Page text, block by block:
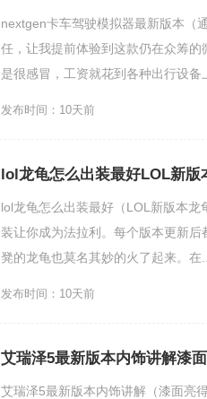
nextgen卡车驾驶模拟器最新版本（
任，让我提前体验到这款仍在众筹
是很感冒，工资就花到各种出行设备
发布时间：10天前
lol龙龟怎么出装最好LOL新版
lol龙龟怎么出装最好（LOL新版本
装让你成为法拉利。每个版本更新
凳的龙龟也莫名其妙的火了起来。在
发布时间：10天前
艾瑞泽5最新版本内饰讲解漆
艾瑞泽5最新版本内饰讲解（漆面亮